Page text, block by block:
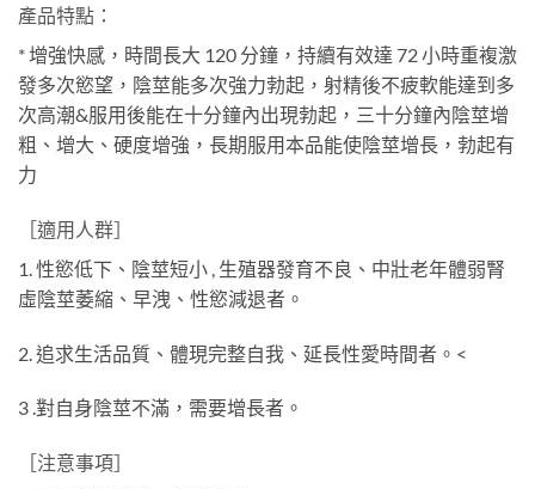
產品特點：
* 增強快感，時間長大 120 分鐘，持續有效達 72 小時重複激
發多次慾望，陰莖能多次強力勃起，射精後不疲軟能達到多
次高潮&服用後能在十分鐘內出現勃起，三十分鐘內陰莖增
粗、增大、硬度增強，長期服用本品能使陰莖增長，勃起有
力
［適用人群］
1. 性慾低下、陰莖短小 , 生殖器發育不良、中壯老年體弱腎
虛陰莖萎縮、早洩、性慾減退者。
2. 追求生活品質、體現完整自我、延長性愛時間者。 <
3 .對自身陰莖不滿，需要增長者。
［注意事項］